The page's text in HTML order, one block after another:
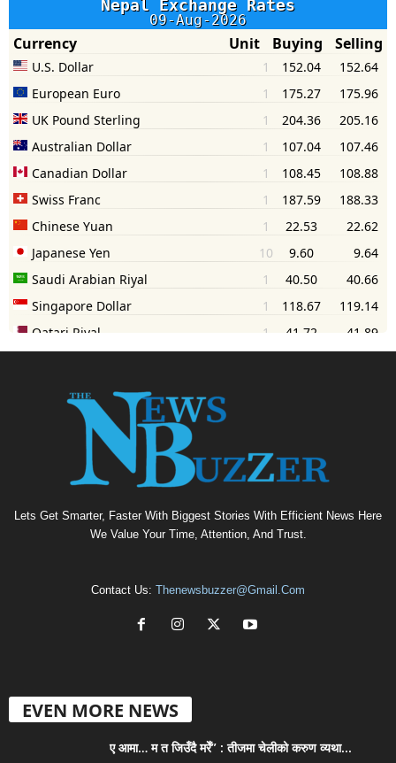
Lets Get Smarter, Faster With Biggest Stories With Efficient News Here
We Value Your Time, Attention, And Trust.
Contact Us: Thenewsbuzzer@gmail.com
EVEN MORE NEWS
ए आमा… म त जिउँदै मरेँ” : तीजमा चेलीको करुण व्यथा...